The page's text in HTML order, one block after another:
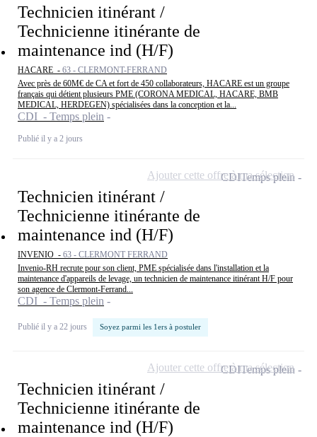
Technicien itinérant /
Technicienne itinérante de
maintenance ind (H/F)
HACARE - 63 - CLERMONT-FERRAND
Avec près de 60M€ de CA et fort de 450 collaborateurs, HACARE est un groupe
français qui détient plusieurs PME (CORONA MEDICAL, HACARE, BMB
MEDICAL, HERDEGEN) spécialisées dans la conception et la...
CDI - Temps plein
Publié il y a 2 jours
Technicien itinérant /
Technicienne itinérante de
maintenance ind (H/F)
INVENIO - 63 - CLERMONT FERRAND
Invenio-RH recrute pour son client, PME spécialisée dans l'installation et la
maintenance d'appareils de levage, un technicien de maintenance itinérant H/F pour
son agence de Clermont-Ferrand...
CDI - Temps plein
Publié il y a 22 jours Soyez parmi les 1ers à postuler
CDITemps plein
Ajouter cette offre à ma sélection
Technicien itinérant /
Technicienne itinérante de
maintenance ind (H/F)
CDITemps plein
Ajouter cette offre à ma sélection